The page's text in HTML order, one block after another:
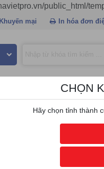
public_html/
Khuyến mại In hóa đơn
hãng Giá ưu đãi
YOUTUBE
CHỌN
Hãy chọn tỉnh thành